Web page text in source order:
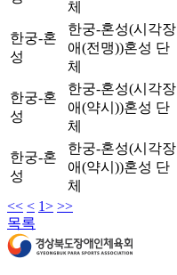
체
한궁-혼
성
한궁-혼성(시각장
애(전맹))혼성 단
체
한궁-혼
성
한궁-혼성(시각장
애(약시))혼성 단
체
한궁-혼
성
한궁-혼성(시각장
애(약시))혼성 단
체
<< < 1> >>
목록